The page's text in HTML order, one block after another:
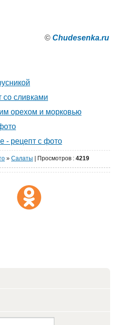
© Сhudesenka.ru
со сливками
орехом и морковью
- рецепт с фото
» Салаты Просмотров : 4219